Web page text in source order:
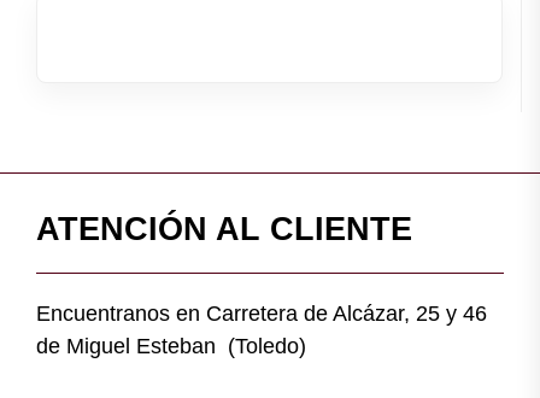
ATENCIÓN AL CLIENTE
Encuentranos en Carretera de Alcázar, 25 y 46
de Miguel Esteban (Toledo)